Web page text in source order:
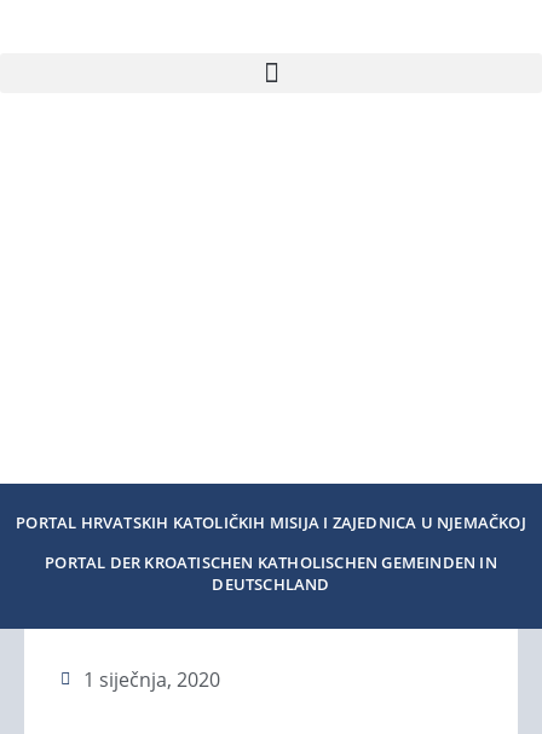
PORTAL HRVATSKIH KATOLIČKIH MISIJA I ZAJEDNICA U NJEMAČKOJ
PORTAL DER KROATISCHEN KATHOLISCHEN GEMEINDEN IN
DEUTSCHLAND
1 siječnja, 2020